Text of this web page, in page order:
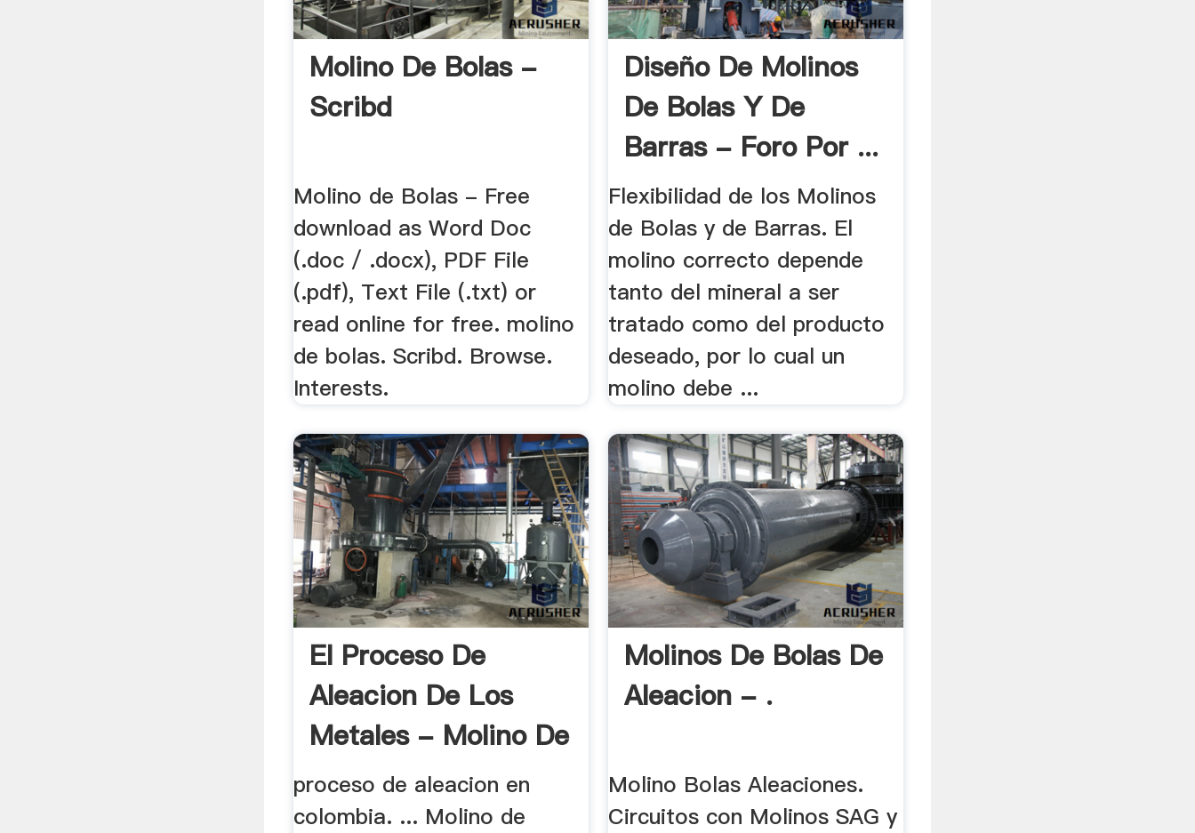
Molino De Bolas -
Scribd
Molino de Bolas - Free
download as Word Doc
(.doc / .docx), PDF File
(.pdf), Text File (.txt) or
read online for free. molino
de bolas. Scribd. Browse.
Interests.
Diseño De Molinos
De Bolas Y De
Barras - Foro Por ...
Flexibilidad de los Molinos
de Bolas y de Barras. El
molino correcto depende
tanto del mineral a ser
tratado como del producto
deseado, por lo cual un
molino debe ...
El Proceso De
Aleacion De Los
Metales - Molino De
.
proceso de aleacion en
colombia. ... Molino de
Molinos De Bolas De
Aleacion - .
Molino Bolas Aleaciones.
Circuitos con Molinos SAG y